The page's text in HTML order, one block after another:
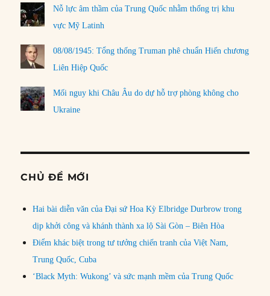
Nỗ lực âm thầm của Trung Quốc nhằm thống trị khu
vực Mỹ Latinh
08/08/1945: Tổng thống Truman phê chuẩn Hiến chương
Liên Hiệp Quốc
Mối nguy khi Châu Âu do dự hỗ trợ phòng không cho
Ukraine
CHỦ ĐỀ MỚI
Hai bài diễn văn của Đại sứ Hoa Kỳ Elbridge Durbrow trong
dịp khởi công và khánh thành xa lộ Sài Gòn – Biên Hòa
Điểm khác biệt trong tư tưởng chiến tranh của Việt Nam,
Trung Quốc, Cuba
‘Black Myth: Wukong’ và sức mạnh mềm của Trung Quốc